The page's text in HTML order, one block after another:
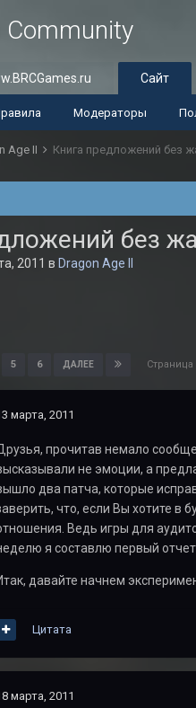
Community
Сайт
Модераторы
Age II Книга предложений без
без
2011 в Dragon Age II
5 6 ДАЛЕЕ Страница
марта, 2011
прочитав немало
не эмоции, а
два патча, которые
что, если Вы хотите в
Ведь игры для
я составлю первый
давайте начнем
Цитата
марта, 2011